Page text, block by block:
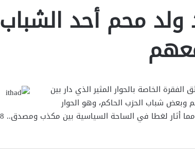
محم أحد الشباب
الخاصة بالحوار المثير الذي دار بين
شباب الحزب الحاكم، وهو الحوار